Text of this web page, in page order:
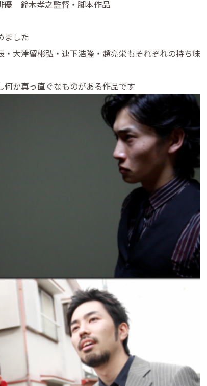
優 鈴木孝之監督・脚本作品
ました
大津留彬弘・連下浩隆・趙亮栄もそれぞれの持ち味
か真っ直ぐなものがある作品です